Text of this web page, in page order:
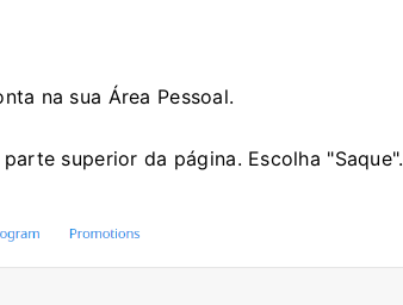
na sua Área Pessoal.
superior da página. Escolha "Saque".